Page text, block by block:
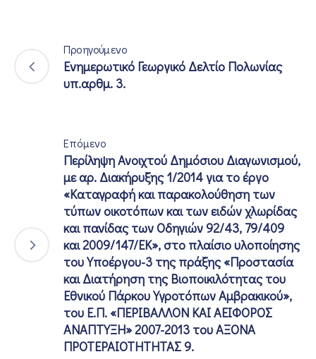
Προηγούμενο
Ενημερωτικό Γεωργικό Δελτίο Πολωνίας
υπ.αρθμ. 3.
Επόμενο
Περίληψη Ανοιχτού Δημόσιου Διαγωνισμού,
με αρ. Διακήρυξης 1/2014 για το έργο
«Καταγραφή και παρακολούθηση των
τύπων οικοτόπων και των ειδών χλωρίδας
και πανίδας των Οδηγιών 92/43, 79/409
και 2009/147/ΕΚ», στο πλαίσιο υλοποίησης
του Υποέργου-3 της πράξης «Προστασία
και Διατήρηση της Βιοποικιλότητας του
Εθνικού Πάρκου Υγροτόπων Αμβρακικού»,
του Ε.Π. «ΠΕΡΙΒΑΛΛΟΝ ΚΑΙ ΑΕΙΦΟΡΟΣ
ΑΝΑΠΤΥΞΗ» 2007-2013 του ΑΞΟΝΑ
ΠΡΟΤΕΡΑΙΟΤΗΤΗΤΑΣ 9.